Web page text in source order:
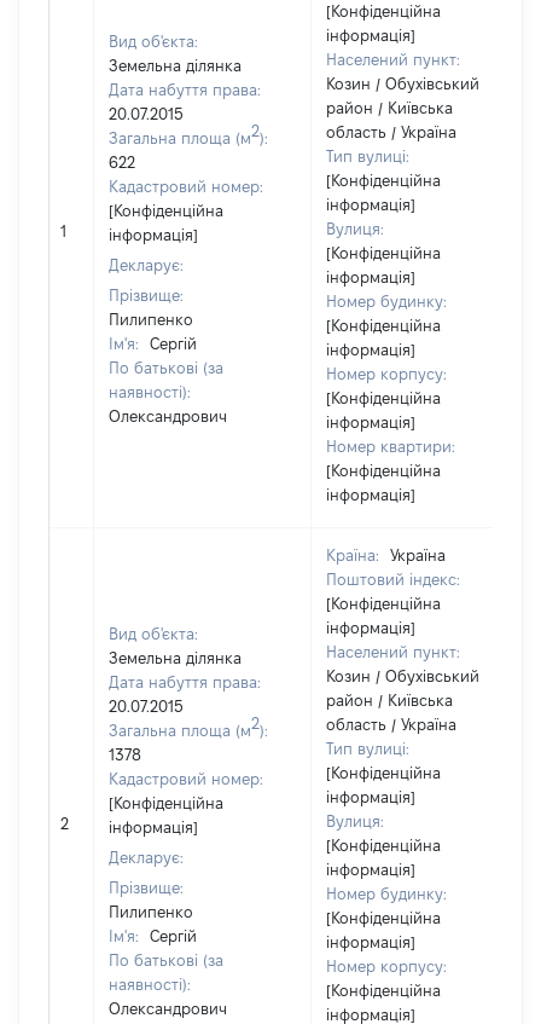
1
Вид об'єкта:
Земельна ділянка
Дата набуття права:
20.07.2015
Загальна площа (м2):
622
Кадастровий номер:
[Конфіденційна
інформація]
Декларує:
Прізвище:
Пилипенко
Ім'я:
Сергій
По батькові (за
наявності):
Олександрович
[Конфіденційна
інформація]
Населений пункт:
Козин / Обухівський
район / Київська
область / Україна
Тип вулиці:
[Конфіденційна
інформація]
Вулиця:
[Конфіденційна
інформація]
Номер будинку:
[Конфіденційна
інформація]
Номер корпусу:
[Конфіденційна
інформація]
Номер квартири:
[Конфіденційна
інформація]
2
Вид об'єкта:
Земельна ділянка
Дата набуття права:
20.07.2015
Загальна площа (м2):
1378
Кадастровий номер:
[Конфіденційна
інформація]
Декларує:
Прізвище:
Пилипенко
Ім'я:
Сергій
По батькові (за
наявності):
Олександрович
Країна:
Україна
Поштовий індекс:
[Конфіденційна
інформація]
Населений пункт:
Козин / Обухівський
район / Київська
область / Україна
Тип вулиці:
[Конфіденційна
інформація]
Вулиця:
[Конфіденційна
інформація]
Номер будинку:
[Конфіденційна
інформація]
Номер корпусу:
[Конфіденційна
інформація]